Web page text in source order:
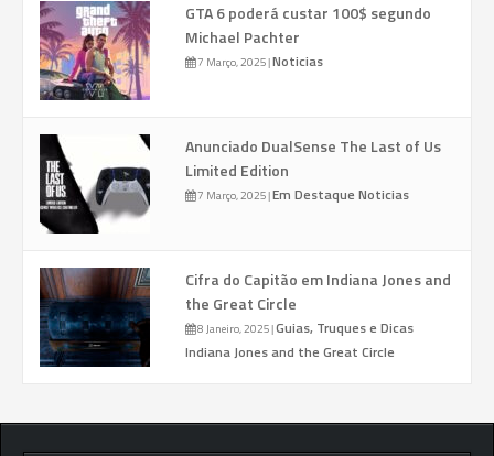
GTA 6 poderá custar 100$ segundo
Michael Pachter
7 Março, 2025|Noticias
Anunciado DualSense The Last of Us
Limited Edition
7 Março, 2025|Em Destaque Noticias
Cifra do Capitão em Indiana Jones and
the Great Circle
8 Janeiro, 2025|Guias, Truques e Dicas
Indiana Jones and the Great Circle